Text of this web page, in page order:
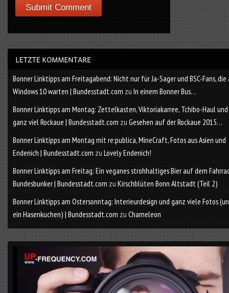
Bonner Linktipps am Freitagabend: Nicht nur für Ja-Sager und BSC-Fans,
Windows 10 warten | Bundesstadt.com zu In einem Bonner Bus…
Bonner Linktipps am Montag: Zettelkasten, Viktoriakarree, Tchibo-Haul und
ganz viel Rockaue | Bundesstadt.com zu Gesehen auf der Rockaue 2015…
Bonner Linktipps am Montag mit re:publica, MineCraft, Fotos aus Asien und
Endenich | Bundesstadt.com zu Lovely Endenich!
Bonner Linktipps am Freitag: Ein veganes strohhaltiges Bier auf dem
Bundesbunker | Bundesstadt.com zu Kirschblüten Bonn Altstadt (Teil 2)
Bonner Linktipps am Ostersonntag: Interieurdesign und ganz viele Fotos
ein Hasenkuchen) | Bundesstadt.com zu Chameleon